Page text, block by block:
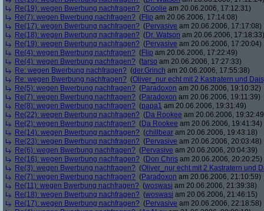
Re(19): wegen Bwerbung nachfragen? (Coolie am 20.06.2006, 17:12:31)
Re(7): wegen Bwerbung nachfragen? (Flip am 20.06.2006, 17:14:08)
Re(17): wegen Bwerbung nachfragen? (Pervasive am 20.06.2006, 17:17:08)
Re(18): wegen Bwerbung nachfragen? (Dr. Watson am 20.06.2006, 17:18:33)
Re(19): wegen Bwerbung nachfragen? (Pervasive am 20.06.2006, 17:20:04)
Re(4): wegen Bwerbung nachfragen? (Flip am 20.06.2006, 17:22:49)
Re(4): wegen Bwerbung nachfragen? (tarso am 20.06.2006, 17:27:33)
Re: wegen Bwerbung nachfragen? (der.Grinch am 20.06.2006, 17:55:38)
Re: wegen Bwerbung nachfragen? (Oliver_nur echt mit 2 Kastratern und
Re(5): wegen Bwerbung nachfragen? (Paradoxon am 20.06.2006, 19:10:32)
Re(7): wegen Bwerbung nachfragen? (Paradoxon am 20.06.2006, 19:11:39)
Re(8): wegen Bwerbung nachfragen? (papa1 am 20.06.2006, 19:31:49)
Re(22): wegen Bwerbung nachfragen? (Da Rookee am 20.06.2006,
Re(2): wegen Bwerbung nachfragen? (Da Rookee am 20.06.2006, 19:41:34)
Re(14): wegen Bwerbung nachfragen? (chillbear am 20.06.2006, 19:43:18)
Re(23): wegen Bwerbung nachfragen? (Pervasive am 20.06.2006, 20:03:48)
Re(6): wegen Bwerbung nachfragen? (Pervasive am 20.06.2006, 20:04:39)
Re(16): wegen Bwerbung nachfragen? (Don Chris am 20.06.2006, 20:20:25)
Re(3): wegen Bwerbung nachfragen? (Oliver_nur echt mit 2 Kastratern und
Re(7): wegen Bwerbung nachfragen? (Paradoxon am 20.06.2006, 21:10:59)
Re(11): wegen Bwerbung nachfragen? (woswasi am 20.06.2006, 21:39:38)
Re(18): wegen Bwerbung nachfragen? (woswasi am 20.06.2006, 21:46:15)
Re(17): wegen Bwerbung nachfragen? (Pervasive am 20.06.2006, 22:18:58)